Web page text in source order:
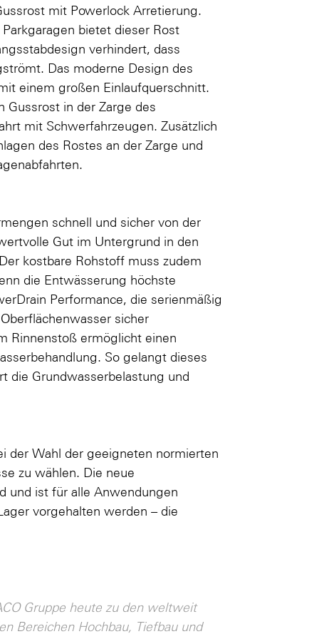
mit Powerlock Arretierung.
bietet dieser Rost
verhindert, dass
Das moderne Design des
einem großen Einlaufquerschnitt.
Gussrost in der Zarge des
mit Schwerfahrzeugen. Zusätzlich
des Rostes an der Zarge und
schnell und sicher von der
Gut im Untergrund in den
kostbare Rohstoff muss zudem
die Entwässerung höchste
Performance, die serienmäßig
sicher
Rinnenstoß ermöglicht einen
So gelangt dieses
die Grundwasserbelastung und
der Wahl der geeigneten normierten
zu wählen. Die neue
und ist für alle Anwendungen
vorgehalten werden – die
Gruppe heute zu den weltweit
Bereichen Hochbau, Tiefbau und